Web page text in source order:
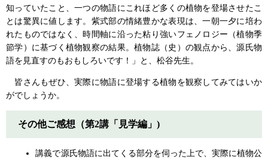
知っていたこと、一つの物語にこれほど多くの植物を登場させたこ
とは驚異に値します。紫式部の情緒豊かな表現は、一朝一夕に培わ
れたものではなく、時間軸に沿った粘り強いフェノロジー（植物季
節学）に基づく植物観察の結果。植物誌（史）の観点から、源氏物
語を見直すのもおもしろいです！」と、松谷先生。
皆さんもぜひ、実際に物語に登場する植物を観察してみてはいか
がでしょうか。
その他ご感想（第2講「見学編」)​
講義で源氏物語に出てくる部分を伺った上で、実際に植物公